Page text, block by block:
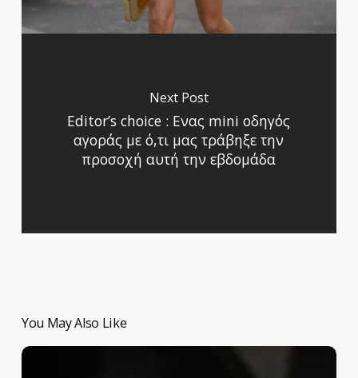
Next Post
Editor’s choice : Ενας mini οδηγός
αγοράς με ό,τι μας τράβηξε την
προσοχή αυτή την εβδομάδα
You May Also Like